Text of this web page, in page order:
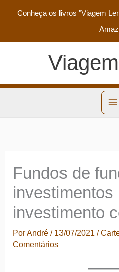
Conheça os livros "Viagem
Fundos de
investimentos
investimento
PorAndré/ 13/07/2021/
Comentários